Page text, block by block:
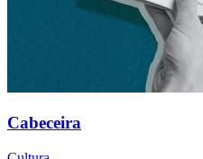
Cabeceira